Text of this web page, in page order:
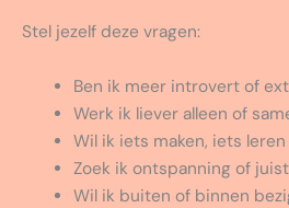
Stel jezelf deze vragen:
Ben ik meer introvert of
Werk ik liever alleen of
Wil ik iets maken, iets
Zoek ik ontspanning of
Wil ik buiten of binnen